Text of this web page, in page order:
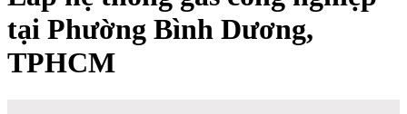
tại Phường Bình Dương,
TPHCM